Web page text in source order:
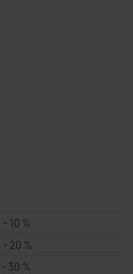
- 10 %
- 20 %
- 30 %